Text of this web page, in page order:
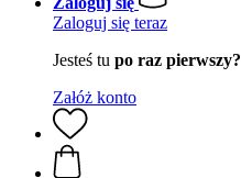
Zaloguj się teraz
Jesteś tu po raz pierwszy?
Załóż konto